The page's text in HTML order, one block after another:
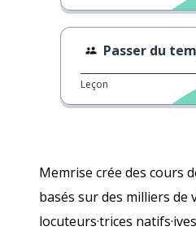
Memrise crée des cours
basés sur des milliers de
locuteurs·trices
Passer du temps
Leçon